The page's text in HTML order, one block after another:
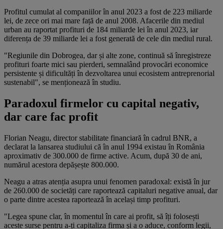
Profitul cumulat al companiilor în anul 2023 a fost de 223 miliarde
lei, de zece ori mai mare față de anul 2008. Afacerile din mediul
urban au raportat profituri de 184 miliarde lei în anul 2023, iar
diferența de 39 miliarde lei a fost generată de cele din mediul rural.
"Regiunile din Dobrogea, dar și alte zone, continuă să înregistreze
profituri foarte mici sau pierderi, semnalând provocări economice
persistente și dificultăți în dezvoltarea unui ecosistem antreprenorial
sustenabil", se menționează în studiu.
Paradoxul firmelor cu capital negativ,
dar care fac profit
Florian Neagu, director stabilitate financiară în cadrul BNR, a
declarat la lansarea studiului că în anul 1994 existau în România
aproximativ de 300.000 de firme active. Acum, după 30 de ani,
numărul acestora depășește 800.000.
Neagu a atras atenția asupra unui fenomen paradoxal: există în jur
de 260.000 de societăți care raportează capitaluri negative anual, dar
o parte dintre acestea raportează în același timp profituri.
"Legea spune clar, în momentul în care ai profit, să îți folosești
aceste surse pentru a-ți capitaliza firma și a o aduce, conform legii,